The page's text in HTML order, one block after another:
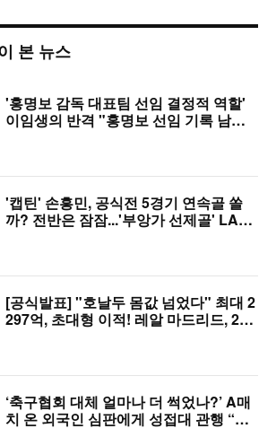
본 뉴스
'홍명보 감독 대표팀 선임 결정적 역할'
이임생의 반격 "홍명보 선임 기록 남아
'캡틴' 손흥민, 공식전 5경기 연속골 쏠
까? 전반은 잠잠...'부앙가 선제골' LAF
[공식발표] "호날두 몸값 넘었다" 최대 2
297억, 초대형 이적! 레알 마드리드, 21
‘축구협회 대체 얼마나 더 썩었나?’ A매
치 온 외국인 심판에게 성접대 관행 “그